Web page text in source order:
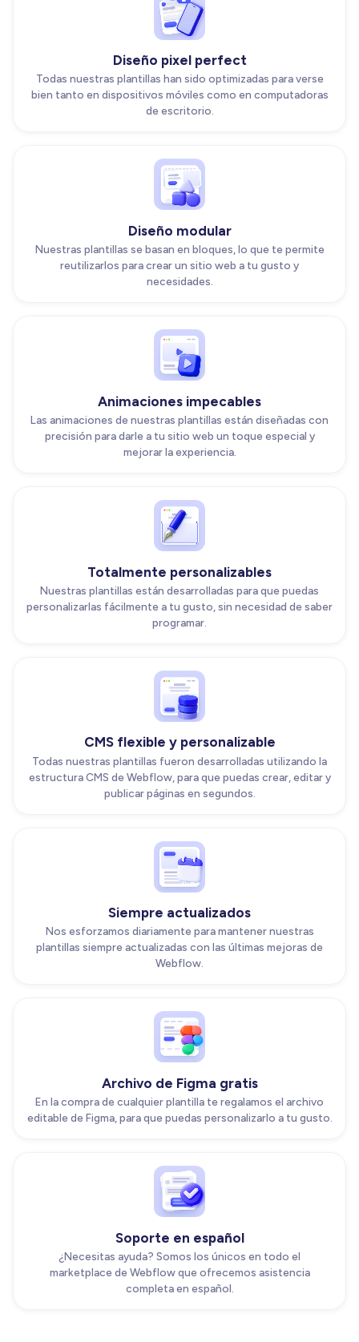
Diseño pixel perfect
Todas nuestras plantillas han sido optimizadas para verse
bien tanto en dispositivos móviles como en computadoras
de escritorio.
Diseño modular
Nuestras plantillas se basan en bloques, lo que te permite
reutilizarlos para crear un sitio web a tu gusto y
necesidades.
Animaciones impecables
Las animaciones de nuestras plantillas están diseñadas con
precisión para darle a tu sitio web un toque especial y
mejorar la experiencia.
Totalmente personalizables
Nuestras plantillas están desarrolladas para que puedas
personalizarlas fácilmente a tu gusto, sin necesidad de saber
programar.
CMS flexible y personalizable
Todas nuestras plantillas fueron desarrolladas utilizando la
estructura CMS de Webflow, para que puedas crear, editar y
publicar páginas en segundos.
Siempre actualizados
Nos esforzamos diariamente para mantener nuestras
plantillas siempre actualizadas con las últimas mejoras de
Webflow.
Archivo de Figma gratis
En la compra de cualquier plantilla te regalamos el archivo
editable de Figma, para que puedas personalizarlo a tu gusto.
Soporte en español
¿Necesitas ayuda? Somos los únicos en todo el
marketplace de Webflow que ofrecemos asistencia
completa en español.